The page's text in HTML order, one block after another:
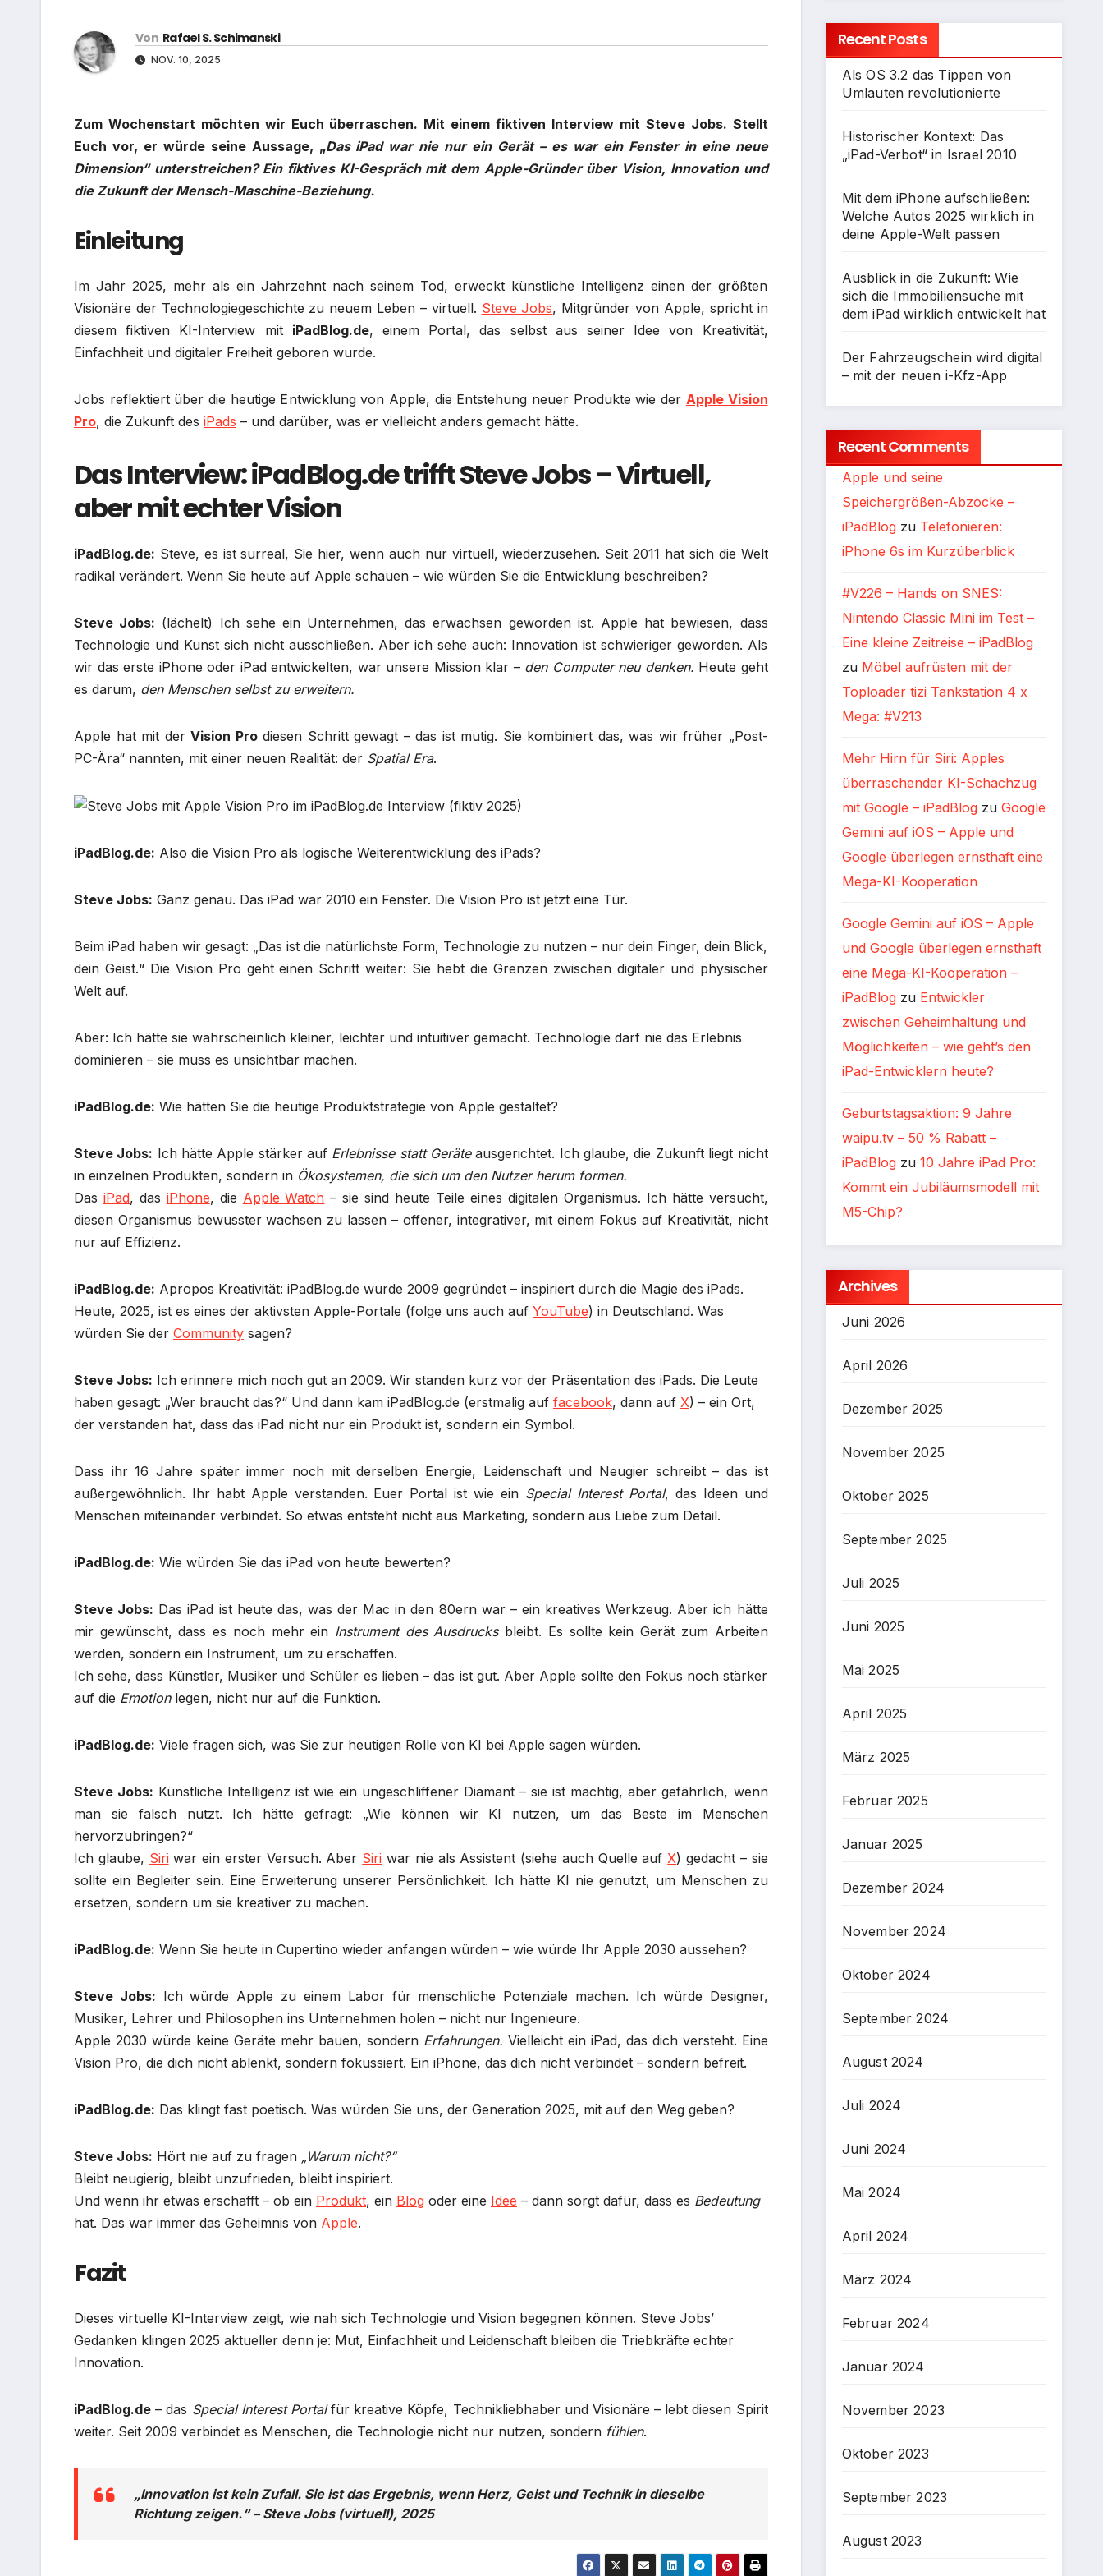
Von Rafael S. Schimanski
NOV. 10, 2025
Zum Wochenstart möchten wir Euch überraschen. Mit einem fiktiven Interview mit Steve Jobs. Stellt
Euch vor, er würde seine Aussage, „Das iPad war nie nur ein Gerät – es war ein Fenster in eine neue
Dimension“ unterstreichen? Ein fiktives KI-Gespräch mit dem Apple-Gründer über Vision, Innovation und
die Zukunft der Mensch-Maschine-Beziehung.
Einleitung
Im Jahr 2025, mehr als ein Jahrzehnt nach seinem Tod, erweckt künstliche Intelligenz einen der größten
Visionäre der Technologiegeschichte zu neuem Leben – virtuell. Steve Jobs, Mitgründer von Apple, spricht in
diesem fiktiven KI-Interview mit iPadBlog.de, einem Portal, das selbst aus seiner Idee von Kreativität,
Einfachheit und digitaler Freiheit geboren wurde.
Jobs reflektiert über die heutige Entwicklung von Apple, die Entstehung neuer Produkte wie der Apple Vision
Pro, die Zukunft des iPads – und darüber, was er vielleicht anders gemacht hätte.
Das Interview: iPadBlog.de trifft Steve Jobs – Virtuell,
aber mit echter Vision
iPadBlog.de: Steve, es ist surreal, Sie hier, wenn auch nur virtuell, wiederzusehen. Seit 2011 hat sich die Welt
radikal verändert. Wenn Sie heute auf Apple schauen – wie würden Sie die Entwicklung beschreiben?
Steve Jobs: (lächelt) Ich sehe ein Unternehmen, das erwachsen geworden ist. Apple hat bewiesen, dass
Technologie und Kunst sich nicht ausschließen. Aber ich sehe auch: Innovation ist schwieriger geworden. Als
wir das erste iPhone oder iPad entwickelten, war unsere Mission klar – den Computer neu denken. Heute geht
es darum, den Menschen selbst zu erweitern.
Apple hat mit der Vision Prodiesen Schritt gewagt – das ist mutig. Sie kombiniert das, was wir früher „Post-
PC-Ära“ nannten, mit einer neuen Realität: der Spatial Era.
iPadBlog.de: Also die Vision Pro als logische Weiterentwicklung des iPads?
Steve Jobs: Ganz genau. Das iPad war 2010 ein Fenster. Die Vision Pro ist jetzt eine Tür.
Beim iPad haben wir gesagt: „Das ist die natürlichste Form, Technologie zu nutzen – nur dein Finger, dein Blick,
dein Geist.“ Die Vision Pro geht einen Schritt weiter: Sie hebt die Grenzen zwischen digitaler und physischer
Welt auf.
Aber: Ich hätte sie wahrscheinlich kleiner, leichter und intuitiver gemacht. Technologie darf nie das Erlebnis
dominieren – sie muss es unsichtbar machen.
iPadBlog.de: Wie hätten Sie die heutige Produktstrategie von Apple gestaltet?
Steve Jobs: Ich hätte Apple stärker auf Erlebnisse statt Geräteausgerichtet. Ich glaube, die Zukunft liegt nicht
in einzelnen Produkten, sondern in Ökosystemen, die sich um den Nutzer herum formen.
Das iPad, das iPhone, die Apple Watch – sie sind heute Teile eines digitalen Organismus. Ich hätte versucht,
diesen Organismus bewusster wachsen zu lassen – offener, integrativer, mit einem Fokus auf Kreativität, nicht
nur auf Effizienz.
iPadBlog.de: Apropos Kreativität: iPadBlog.de wurde 2009 gegründet – inspiriert durch die Magie des iPads.
Heute, 2025, ist es eines der aktivsten Apple-Portale (folge uns auch auf YouTube) in Deutschland. Was
würden Sie der Community sagen?
Steve Jobs: Ich erinnere mich noch gut an 2009. Wir standen kurz vor der Präsentation des iPads. Die Leute
haben gesagt: „Wer braucht das?“ Und dann kam iPadBlog.de (erstmalig auf facebook, dann auf X) – ein Ort,
der verstanden hat, dass das iPad nicht nur ein Produkt ist, sondern ein Symbol.
Dass ihr 16 Jahre später immer noch mit derselben Energie, Leidenschaft und Neugier schreibt – das ist
außergewöhnlich. Ihr habt Apple verstanden. Euer Portal ist wie ein Special Interest Portal, das Ideen und
Menschen miteinander verbindet. So etwas entsteht nicht aus Marketing, sondern aus Liebe zum Detail.
iPadBlog.de: Wie würden Sie das iPad von heute bewerten?
Steve Jobs: Das iPad ist heute das, was der Mac in den 80ern war – ein kreatives Werkzeug. Aber ich hätte
mir gewünscht, dass es noch mehr ein Instrument des Ausdrucksbleibt. Es sollte kein Gerät zum Arbeiten
werden, sondern ein Instrument, um zu erschaffen.
Ich sehe, dass Künstler, Musiker und Schüler es lieben – das ist gut. Aber Apple sollte den Fokus noch stärker
auf die Emotionlegen, nicht nur auf die Funktion.
iPadBlog.de: Viele fragen sich, was Sie zur heutigen Rolle von KI bei Apple sagen würden.
Steve Jobs: Künstliche Intelligenz ist wie ein ungeschliffener Diamant – sie ist mächtig, aber gefährlich, wenn
man sie falsch nutzt. Ich hätte gefragt: „Wie können wir KI nutzen, um das Beste im Menschen
hervorzubringen?“
Ich glaube, Siriwar ein erster Versuch. Aber Siri war nie als Assistent (siehe auch Quelle aufX) gedacht – sie
sollte ein Begleiter sein. Eine Erweiterung unserer Persönlichkeit. Ich hätte KI nie genutzt, um Menschen zu
ersetzen, sondern um sie kreativer zu machen.
iPadBlog.de: Wenn Sie heute in Cupertino wieder anfangen würden – wie würde Ihr Apple 2030 aussehen?
Steve Jobs: Ich würde Apple zu einem Labor für menschliche Potenziale machen. Ich würde Designer,
Musiker, Lehrer und Philosophen ins Unternehmen holen – nicht nur Ingenieure.
Apple 2030 würde keine Geräte mehr bauen, sondern Erfahrungen. Vielleicht ein iPad, das dich versteht. Eine
Vision Pro, die dich nicht ablenkt, sondern fokussiert. Ein iPhone, das dich nicht verbindet – sondern befreit.
iPadBlog.de: Das klingt fast poetisch. Was würden Sie uns, der Generation 2025, mit auf den Weg geben?
Steve Jobs: Hört nie auf zu fragen „Warum nicht?“
Bleibt neugierig, bleibt unzufrieden, bleibt inspiriert.
Und wenn ihr etwas erschafft – ob ein Produkt, ein Blog oder eine Idee – dann sorgt dafür, dass es Bedeutung
hat. Das war immer das Geheimnis von Apple.
Fazit
Dieses virtuelle KI-Interview zeigt, wie nah sich Technologie und Vision begegnen können. Steve Jobs’
Gedanken klingen 2025 aktueller denn je: Mut, Einfachheit und Leidenschaft bleiben die Triebkräfte echter
Innovation.
iPadBlog.de – das Special Interest Portalfür kreative Köpfe, Technikliebhaber und Visionäre – lebt diesen Spirit
weiter. Seit 2009 verbindet es Menschen, die Technologie nicht nur nutzen, sondern fühlen.
„Innovation ist kein Zufall. Sie ist das Ergebnis, wenn Herz, Geist und Technik in dieselbe
Richtung zeigen.“ –Steve Jobs (virtuell), 2025
Recent Posts
Als OS 3.2 das Tippen von
Umlauten revolutionierte
Historischer Kontext: Das
„iPad-Verbot“ in Israel 2010
Mit dem iPhone aufschließen:
Welche Autos 2025 wirklich in
deine Apple-Welt passen
Ausblick in die Zukunft: Wie
sich die Immobiliensuche mit
dem iPad wirklich entwickelt hat
Der Fahrzeugschein wird digital
– mit der neuen i-Kfz-App
Recent Comments
Apple und seine
Speichergrößen-Abzocke –
iPadBlogzu Telefonieren:
iPhone 6s im Kurzüberblick
#V226 – Hands on SNES:
Nintendo Classic Mini im Test –
Eine kleine Zeitreise – iPadBlog
zu Möbel aufrüsten mit der
Toploader tizi Tankstation 4 x
Mega: #V213
Mehr Hirn für Siri: Apples
überraschender KI-Schachzug
mit Google – iPadBlogzu Google
Gemini auf iOS – Apple und
Google überlegen ernsthaft eine
Mega-KI-Kooperation
Google Gemini auf iOS – Apple
und Google überlegen ernsthaft
eine Mega-KI-Kooperation –
iPadBlogzu Entwickler
zwischen Geheimhaltung und
Möglichkeiten – wie geht’s den
iPad-Entwicklern heute?
Geburtstagsaktion: 9 Jahre
waipu.tv – 50 % Rabatt –
iPadBlogzu 10 Jahre iPad Pro:
Kommt ein Jubiläumsmodell mit
M5-Chip?
Archives
Juni 2026
April 2026
Dezember 2025
November 2025
Oktober 2025
September 2025
Juli 2025
Juni 2025
Mai 2025
April 2025
März 2025
Februar 2025
Januar 2025
Dezember 2024
November 2024
Oktober 2024
September 2024
August 2024
Juli 2024
Juni 2024
Mai 2024
April 2024
März 2024
Februar 2024
Januar 2024
November 2023
Oktober 2023
September 2023
August 2023